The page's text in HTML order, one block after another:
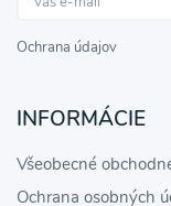
Ochrana údajov
INFORMÁCIE
Všeobecné
Ochrana osobných